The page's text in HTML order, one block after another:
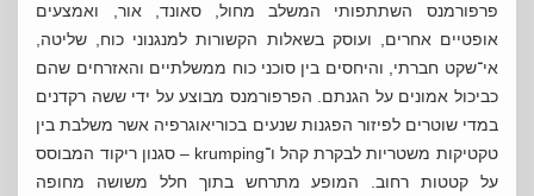
פרפורמנס השתתפותי המשלב מחול, סאונד, אור, ואמצעים
אופטיים אחרים, ועוסק בשאלות הקשורות למנגנוני כוח, שליטה,
אי־שקט חברתי, והיחסים בין סוכני כוח ממשלתיים והאזרחים שהם
כביכול אמונים על הגנתם. הפרפורמנס מבוצע על ידי ששה רקדנים
במדי שוטרים לפיזור הפגנות שנעים בכוריאוגרפיה אשר משלבת בין
טקטיקות משטריות לבקרת קהל ו־krumping – סגנון ריקוד המבוסס
על קטטות רחוב. המופע מתרחש בתוך חלל משושה מחופה